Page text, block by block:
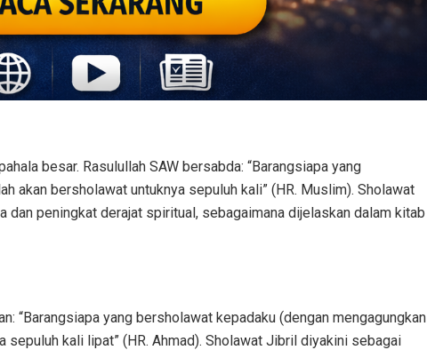
besar. Rasulullah SAW bersabda: “Barangsiapa yang
akan bersholawat untuknya sepuluh kali” (HR. Muslim). Sholawat
dan peningkat derajat spiritual, sebagaimana dijelaskan dalam kitab
“Barangsiapa yang bersholawat kepadaku (dengan mengagungkan
sepuluh kali lipat” (HR. Ahmad). Sholawat Jibril diyakini sebagai